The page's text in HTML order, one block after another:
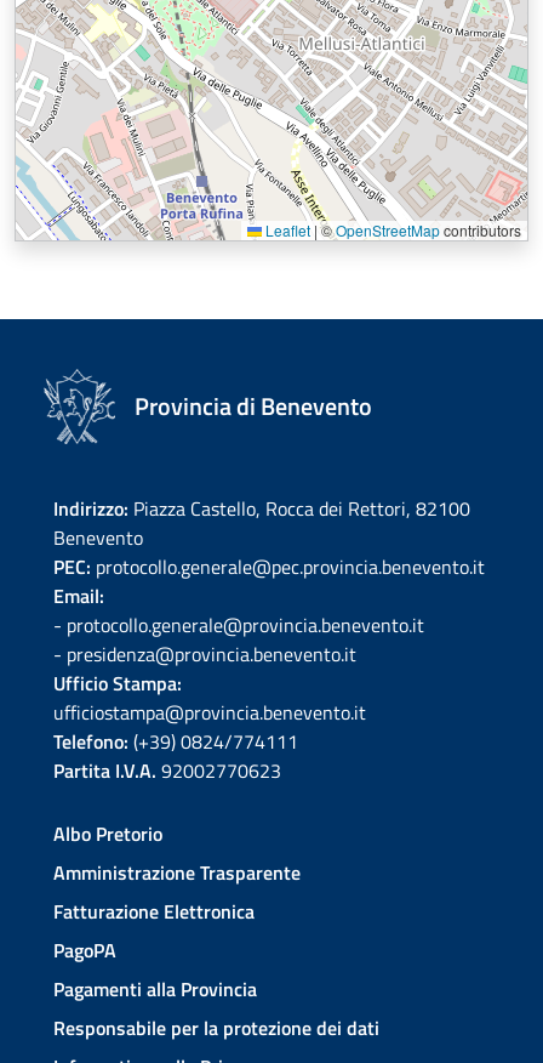
Leaflet |©OpenStreetMapcontributors
Provincia di Benevento
Indirizzo: Piazza Castello, Rocca dei Rettori, 82100
Benevento
PEC: protocollo.generale@pec.provincia.benevento.it
Email:
- protocollo.generale@provincia.benevento.it
- presidenza@provincia.benevento.it
Ufficio Stampa:
ufficiostampa@provincia.benevento.it
Telefono: (+39) 0824/774111
Partita I.V.A. 92002770623
Albo Pretorio
Amministrazione Trasparente
Fatturazione Elettronica
PagoPA
Pagamenti alla Provincia
Responsabile per la protezione dei dati